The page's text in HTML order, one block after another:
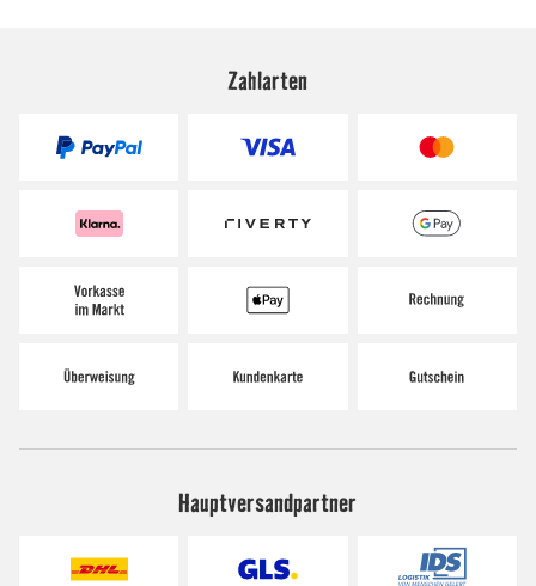
Zahlarten
Hauptversandpartner